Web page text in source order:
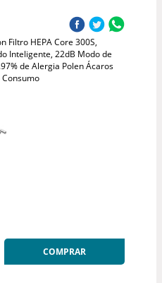
Filtro HEPA Core 300S,
Inteligente, 22dB Modo de
de Alergia Polen Ácaros
COMPRAR